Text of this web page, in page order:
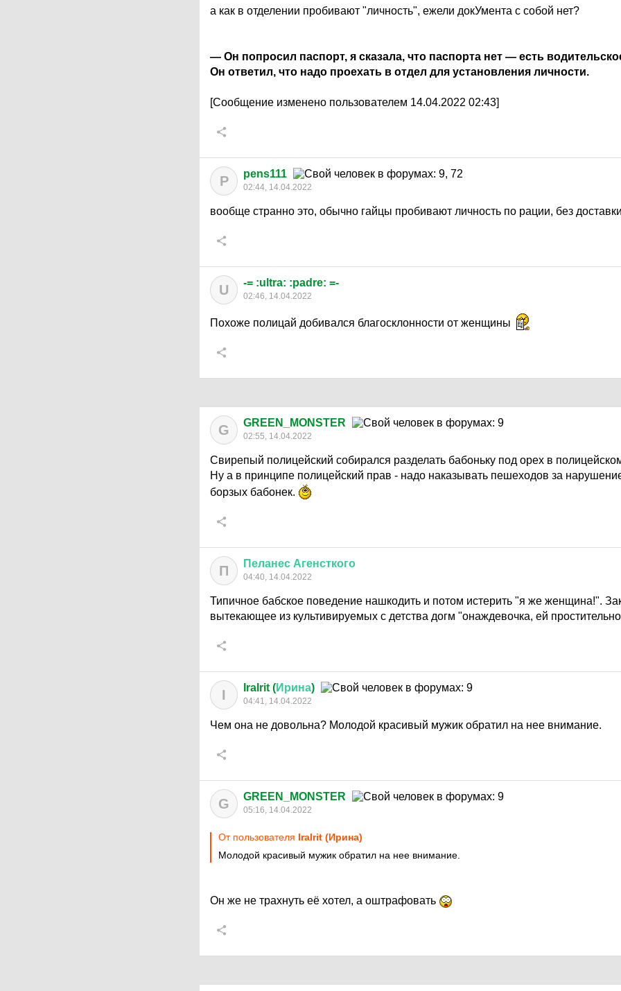
а как в отделении пробивают "личность", ежели докУмента с собой нет?
— Он попросил паспорт, я сказала, что паспорта нет — есть
Он ответил, что надо проехать в отдел для установления личности.
[Сообщение изменено пользователем 14.04.2022 02:43]
P pens111
02:44, 14.04.2022
вообще странно это, обычно гайцы пробивают личность по рации, без
U -= :ultra: :padre: =-
02:46, 14.04.2022
Похоже полицай добивался благосклонности от женщины
G GREEN_MONSTER
02:55, 14.04.2022
Свирепый полицейский собирался разделать бабоньку под орех в
Ну а в принципе полицейский прав - надо наказывать пешеходов за
борзых бабонек.
П Пеланес Агенсткого
04:40, 14.04.2022
Типичное бабское поведение нашкодить и потом истерить "я же женщина!".
вытекающее из культивируемых с детства догм "онаждевочка, ей
I IraIrit (Ирина)
04:41, 14.04.2022
Чем она не довольна? Молодой красивый мужик обратил на нее внимание.
G GREEN_MONSTER
05:16, 14.04.2022
От пользователя IraIrit (Ирина)
Молодой красивый мужик обратил на нее внимание.
Он же не трахнуть её хотел, а оштрафовать